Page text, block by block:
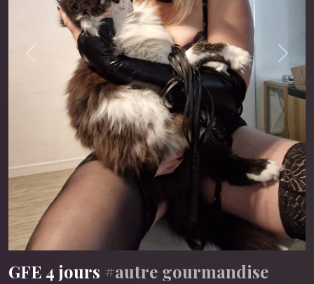
Previous Next
GFE 4 jours #autre gourmandise